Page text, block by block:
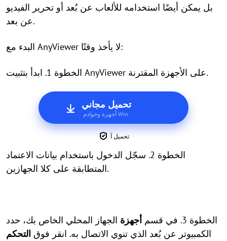
بل يمكن أيضًا استخدامه للألعاب عن بُعد أو تحرير الفيديو
عن بعد.
البدء مع AnyViewer لا يأخذ وقتًا:
الخطوة 1. ابدأ بتثبيت AnyViewer على الأجهزة المقترنة.
تحميل مجاني
أجهزة وخوادم Win
تحميل آ
الخطوة 2. سجّل الدخول باستخدام بيانات الاعتماد
المتطابقة على كلا الجهازين.
الخطوة 3. في قسم أجهزة الجهاز المحلي الخاص بك، حدد
الكمبيوتر عن بُعد الذي تنوي الاتصال به. انقر فوق التحكم